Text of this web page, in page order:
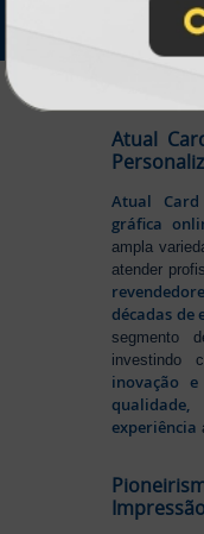
IMPRA INDUSTRIA
Atual Card ©
Atual
Atual
gráfica
ampla
atender
décadas de
segmento
investindo
inovação e
experiência